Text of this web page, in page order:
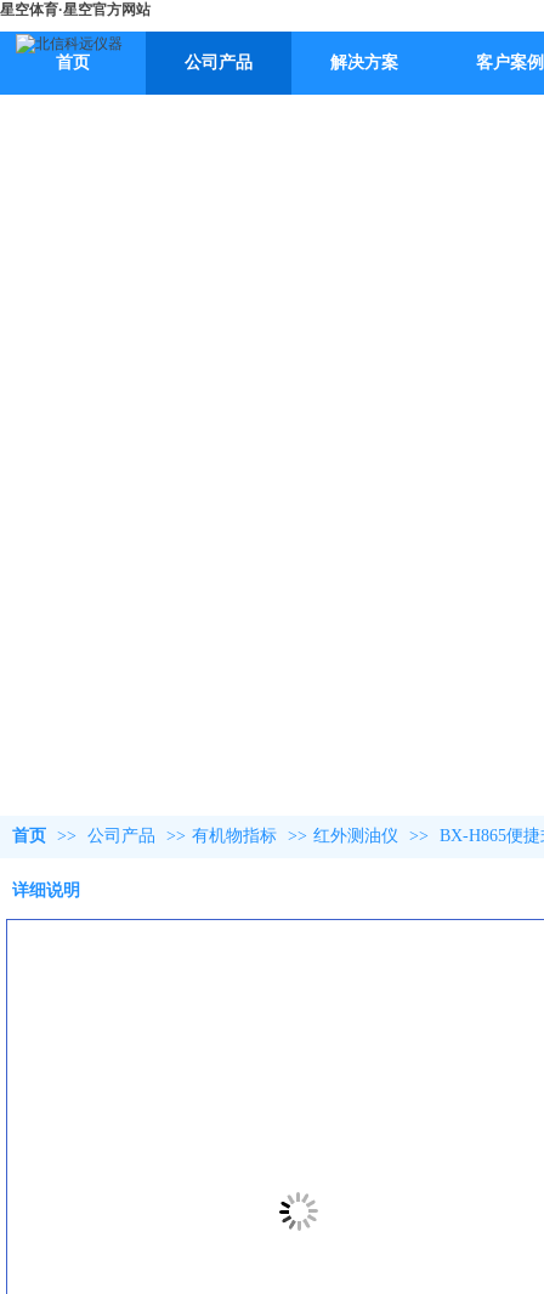
星空体育·星空官方网站
首页 公司产品 解决方案 客户案例
首页 >> 公司产品 >> 有机物指标 >> 红外测油仪 >> BX-H865便
详细说明